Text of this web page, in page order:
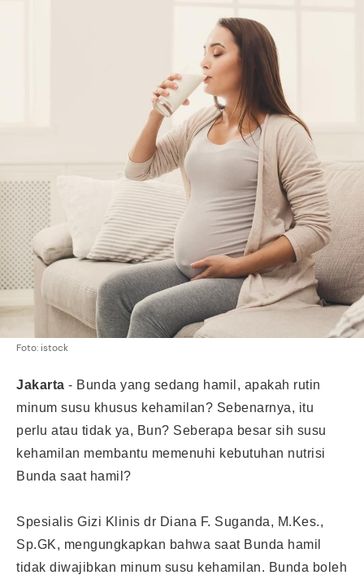
Foto: istock
Jakarta - Bunda yang sedang hamil, apakah rutin
minum susu khusus kehamilan? Sebenarnya, itu
perlu atau tidak ya, Bun? Seberapa besar sih susu
kehamilan membantu memenuhi kebutuhan nutrisi
Bunda saat hamil?
Spesialis Gizi Klinis dr Diana F. Suganda, M.Kes.,
Sp.GK, mengungkapkan bahwa saat Bunda hamil
tidak diwajibkan minum susu kehamilan. Bunda boleh